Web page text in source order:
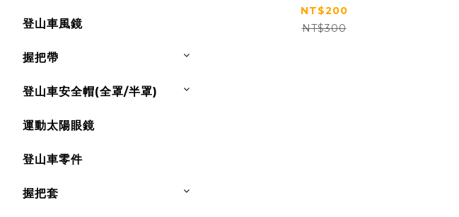
登山車風鏡
握把帶
登山車安全帽(全罩/半罩)
運動太陽眼鏡
登山車零件
握把套
NT$200
NT$300